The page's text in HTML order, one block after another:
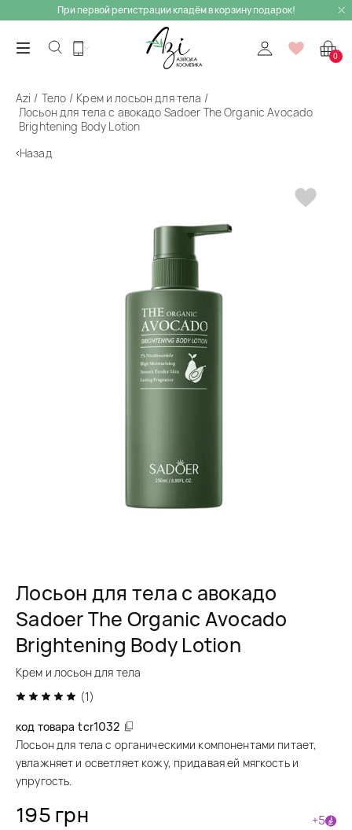
При первой регистрации кладём в корзину подарок!
0
Azi Тело
Крем и лосьон для тела
Лосьон для тела с авокадо Sadoer The Organic Avocado
Brightening Body Lotion
Назад
Лосьон для тела с авокадо
Sadoer The Organic Avocado
Brightening Body Lotion
Крем и лосьон для тела
(1)
код товара tcr1032
Лосьон для тела с органическими компонентами питает,
увлажняет и осветляет кожу, придавая ей мягкость и
упругость.
195 грн +5